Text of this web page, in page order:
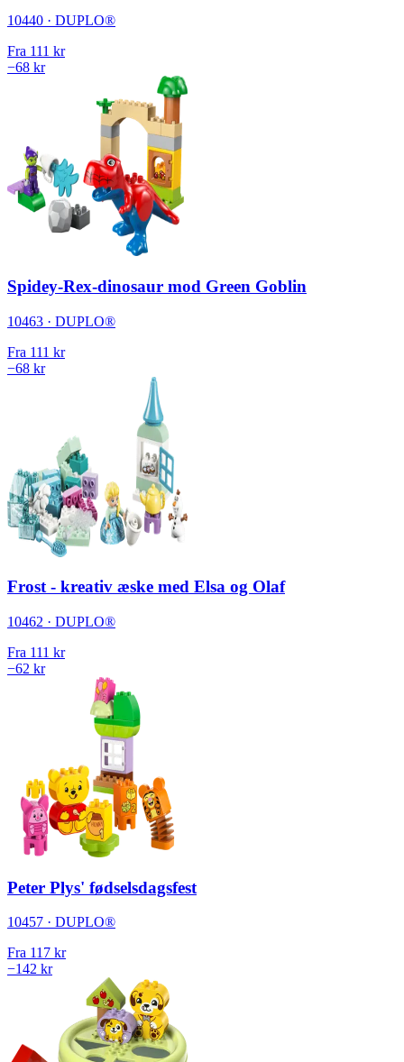
10440 · DUPLO®
Fra 111 kr
−68 kr
Spidey-Rex-dinosaur mod Green Goblin
10463 · DUPLO®
Fra 111 kr
−68 kr
Frost - kreativ æske med Elsa og Olaf
10462 · DUPLO®
Fra 111 kr
−62 kr
Peter Plys' fødselsdagsfest
10457 · DUPLO®
Fra 117 kr
−142 kr